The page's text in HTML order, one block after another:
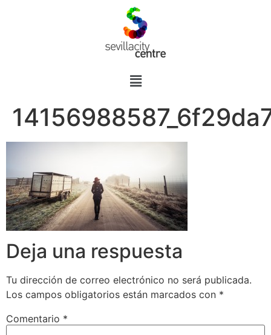
Deja una respuesta
Tu dirección de correo electrónico no será publicada.
Los campos obligatorios están marcados con *
Comentario *